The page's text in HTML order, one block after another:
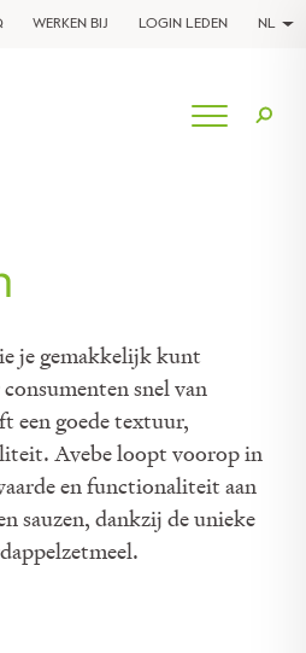
WERKEN BIJ LOGIN LEDEN NL
je gemakkelijk kunt
snel van
een goede textuur,
Avebe loopt voorop in
en functionaliteit aan
sauzen, dankzij de unieke